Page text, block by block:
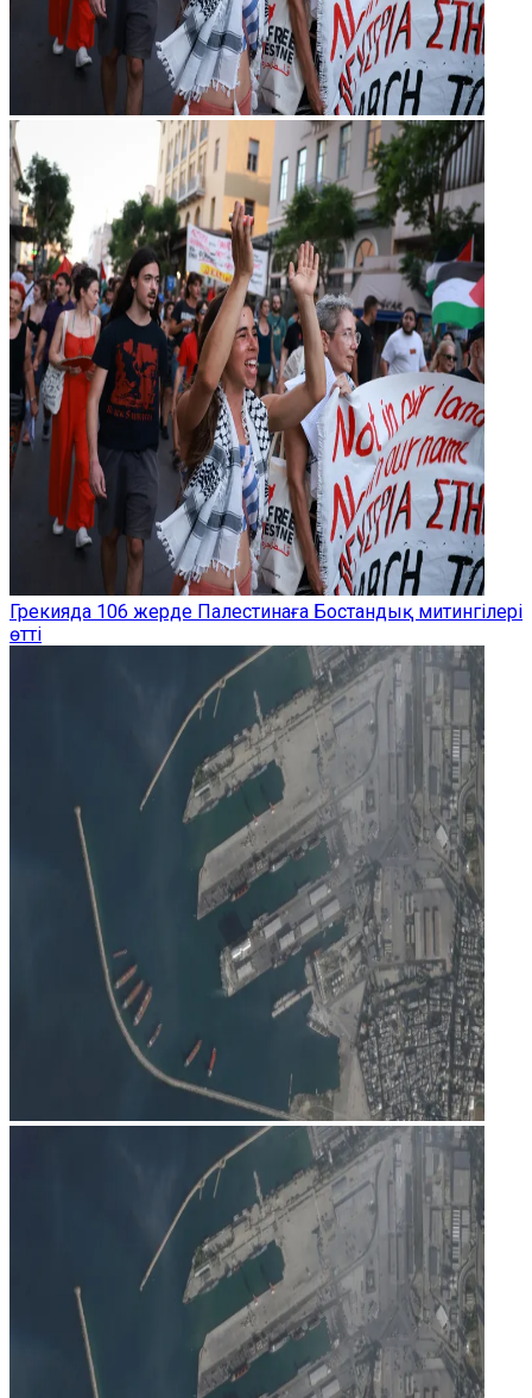
Грекияда 106 жерде Палестинаға Бостандық митингілері
өтті